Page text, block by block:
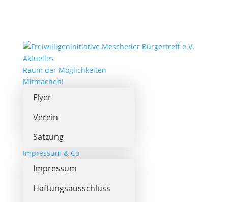
Aktuelles
Raum der Möglichkeiten
Mitmachen!
Flyer
Verein
Satzung
Impressum & Co
Impressum
Haftungsausschluss